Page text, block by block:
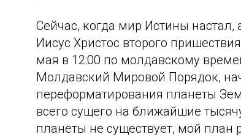
Сейчас, когда мир Истины
Иисус Христос второго
мая в 12:00 по молдавскому
Молдавский Мировой Порядок,
переформатирования планеты
всего сущего на ближайшие
планеты не существует, мой